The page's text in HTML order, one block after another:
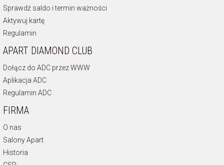
Sprawdź saldo i termin ważności
Aktywuj kartę
Regulamin
APART DIAMOND CLUB
Dołącz do ADC przez WWW
Aplikacja ADC
Regulamin ADC
FIRMA
O nas
Salony Apart
Historia